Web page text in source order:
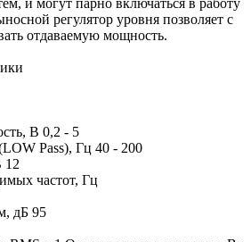
регулятор уровня позволяет с
отдаваемую мощность.
В 0,2 - 5
Pass), Гц 40 - 200
12
частот, Гц
дБ 95